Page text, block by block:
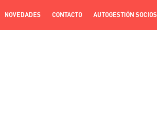
NOVEDADES CONTACTO AUTOGESTIÓN SOCIOS